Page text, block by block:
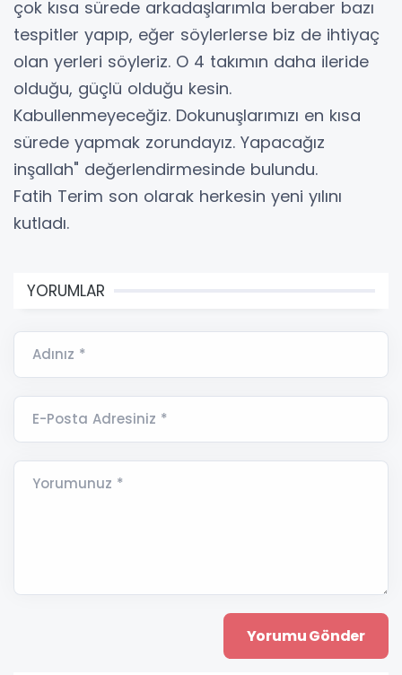
çok kısa sürede arkadaşlarımla beraber bazı
tespitler yapıp, eğer söylerlerse biz de ihtiyaç
olan yerleri söyleriz. O 4 takımın daha ileride
olduğu, güçlü olduğu kesin.
Kabullenmeyeceğiz. Dokunuşlarımızı en kısa
sürede yapmak zorundayız. Yapacağız
inşallah" değerlendirmesinde bulundu.
Fatih Terim son olarak herkesin yeni yılını
kutladı.
YORUMLAR
Adınız *
E-Posta Adresiniz *
Yorumunuz *